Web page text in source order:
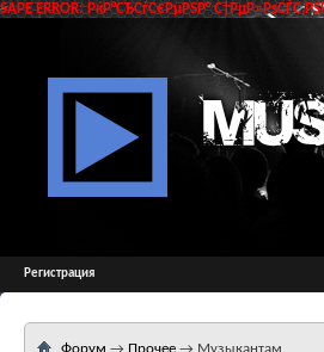
SAPE ERROR: РќР°СЂСѓС€РµРЅР°
Регистрация